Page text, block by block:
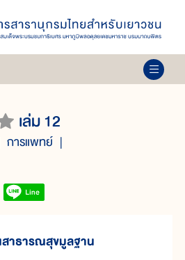
เล่ม 12
การแพทย์
าธารณสุขมูลฐาน